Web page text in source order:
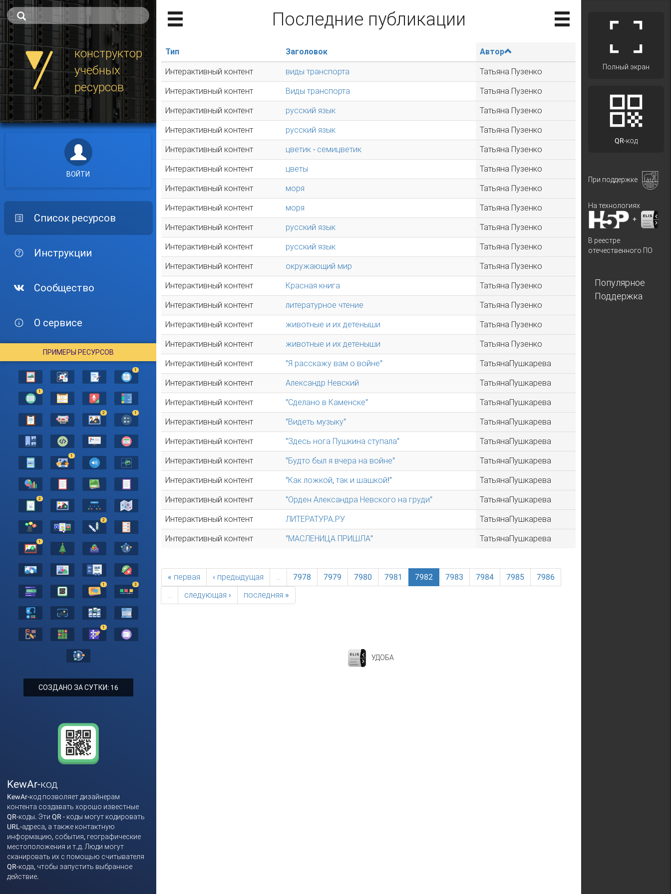
конструктор
учебных
ресурсов
ВОЙТИ
Список ресурсов
Инструкции
Сообщество
О сервисе
ПРИМЕРЫ РЕСУРСОВ
1
1
2 1
1
2
2
1
1 3
1
СОЗДАНО ЗА СУТКИ: 16
KewAr-код
KewAr-код позволяет дизайнерам
контента создавать хорошо известные
QR-коды. Эти QR - коды могут кодировать
URL-адреса, а также контактную
информацию, события, географические
местоположения и т.д. Люди могут
сканировать их с помощью считывателя
QR-кода, чтобы запустить выбранное
действие.
Последние публикации
Тип Заголовок Автор
Интерактивный контент виды транспорта Татьяна Пузенко
Интерактивный контент Виды транспорта Татьяна Пузенко
Интерактивный контент русский язык Татьяна Пузенко
Интерактивный контент русский язык Татьяна Пузенко
Интерактивный контент цветик - семицветик Татьяна Пузенко
Интерактивный контент цветы Татьяна Пузенко
Интерактивный контент моря Татьяна Пузенко
Интерактивный контент моря Татьяна Пузенко
Интерактивный контент русский язык Татьяна Пузенко
Интерактивный контент русский язык Татьяна Пузенко
Интерактивный контент окружающий мир Татьяна Пузенко
Интерактивный контент Красная книга Татьяна Пузенко
Интерактивный контент литературное чтение Татьяна Пузенко
Интерактивный контент животные и их детеныши Татьяна Пузенко
Интерактивный контент животные и их детеныши Татьяна Пузенко
Интерактивный контент "Я расскажу вам о войне" ТатьянаПушкарева
Интерактивный контент Александр Невский ТатьянаПушкарева
Интерактивный контент "Сделано в Каменске" ТатьянаПушкарева
Интерактивный контент "Видеть музыку" ТатьянаПушкарева
Интерактивный контент "Здесь нога Пушкина ступала" ТатьянаПушкарева
Интерактивный контент "Будто был я вчера на войне" ТатьянаПушкарева
Интерактивный контент "Как ложкой, так и шашкой!" ТатьянаПушкарева
Интерактивный контент "Орден Александра Невского на груди" ТатьянаПушкарева
Интерактивный контент ЛИТЕРАТУРА.РУ ТатьянаПушкарева
Интерактивный контент "МАСЛЕНИЦА ПРИШЛА" ТатьянаПушкарева
« первая ‹ предыдущая … 7978 7979 7980 7981 7982 7983 7984 7985
7986
…
следующая › последняя »
УДОБА
Полный экран
QR-код
При поддержке
На технологиях
+
В реестре
отечественного ПО
Популярное
Поддержка